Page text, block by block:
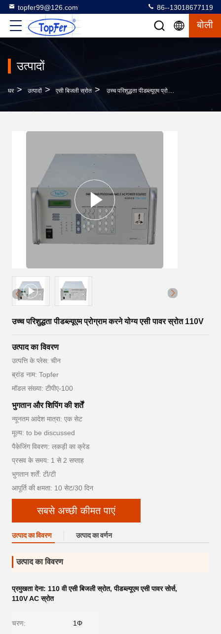
topfer99@126.com 86--13018677119
बोली
उत्पादों
घर > उत्पादों > एसी बिजली स्रोत > उच्च परिशुद्धता पीडब्ल्यूएम प्रोग्राम करने योग्य एसी पावर स्रोत 110V
उच्च परिशुद्धता पीडब्ल्यूएम प्रोग्राम करने योग्य एसी पावर स्रोत 110V
उत्पाद का विवरण
उत्पत्ति के प्लेस: चीन
ब्रांड नाम: Topfer
मॉडल संख्या: टीपीए-100
भुगतान और शिपिंग की शर्तें
न्यूनतम आदेश मात्रा: एक सेट
मूल्य: to be discussed
पैकेजिंग विवरण: लकड़ी का क्रेड
प्रसव के समय: 1 से 2 सप्ताह
भुगतान शर्तें: टी/टी
आपूर्ति की क्षमता: 10 सेट/30 दिन
सबसे अच्छी कीमत पाएं
उत्पाद का विवरण उत्पाद का वर्णन
उत्पाद का विवरण
प्रमुखता देना: 110 वी एसी बिजली स्रोत,पीडब्ल्यूएम एसी पावर सोर्स,
110V AC स्रोत
चरण: 1Φ